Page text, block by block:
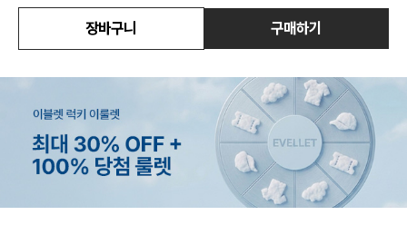
장바구니 구매하기